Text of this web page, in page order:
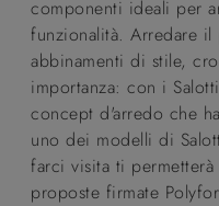
componenti ideali per
funzionalità. Arredare
abbinamenti di stile,
importanza: con i
concept d'arredo che
uno dei modelli di
farci visita ti
proposte firmate